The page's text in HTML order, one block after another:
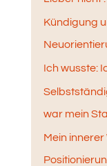
Kündigung
Ich wusste:
war mein
Mein